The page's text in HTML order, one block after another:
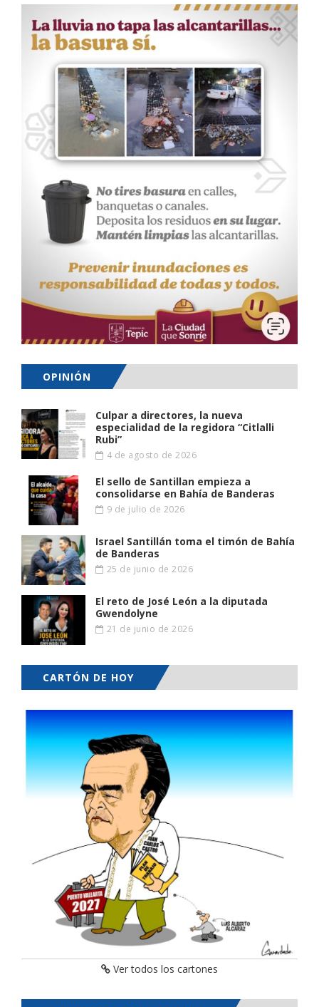
OPINIÓN
Culpar a directores, la nueva
especialidad de la regidora “Citlalli
Rubi”
4 de agosto de 2026
El sello de Santillan empieza a
consolidarse en Bahía de Banderas
9 de julio de 2026
Israel Santillán toma el timón de Bahía
de Banderas
25 de junio de 2026
El reto de José León a la diputada
Gwendolyne
21 de junio de 2026
CARTÓN DE HOY
Ver todos los cartones